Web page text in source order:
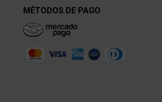
MÉTODOS DE PAGO